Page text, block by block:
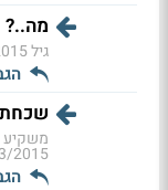
מה..?
גיל
משקיע
20:21